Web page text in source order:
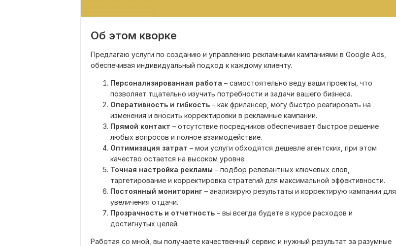
Об этом кворке
Предлагаю услуги по созданию и управлению рекламными кампаниями в Google Ads,
обеспечивая индивидуальный подход к каждому клиенту.
Персонализированная работа – самостоятельно веду ваши проекты, что
позволяет тщательно изучить потребности и задачи вашего бизнеса.
Оперативность и гибкость – как фрилансер, могу быстро реагировать на
изменения и вносить корректировки в рекламные кампании.
Прямой контакт – отсутствие посредников обеспечивает быстрое решение
любых вопросов и полное взаимодействие.
Оптимизация затрат – мои услуги обходятся дешевле агентских, при этом
качество остается на высоком уровне.
Точная настройка рекламы – подбор релевантных ключевых слов,
таргетирование и корректировка стратегий для максимальной эффективности.
Постоянный мониторинг – анализирую результаты и корректирую кампании для
увеличения отдачи.
Прозрачность и отчетность – вы всегда будете в курсе расходов и
достигнутых целей.
Работая со мной, вы получаете качественный сервис и нужный результат за разумные